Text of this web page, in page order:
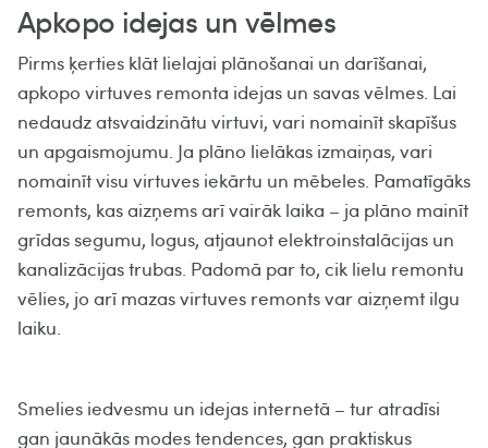
Apkopo idejas un vēlmes
Pirms ķerties klāt lielajai plānošanai un darīšanai,
apkopo virtuves remonta idejas un savas vēlmes. Lai
nedaudz atsvaidzinātu virtuvi, vari nomainīt skapīšus
un apgaismojumu. Ja plāno lielākas izmaiņas, vari
nomainīt visu virtuves iekārtu un mēbeles. Pamatīgāks
remonts, kas aizņems arī vairāk laika – ja plāno mainīt
grīdas segumu, logus, atjaunot elektroinstalācijas un
kanalizācijas trubas. Padomā par to, cik lielu remontu
vēlies, jo arī mazas virtuves remonts var aizņemt ilgu
laiku.
Smelies iedvesmu un idejas internetā – tur atradīsi
gan jaunākās modes tendences, gan praktiskus